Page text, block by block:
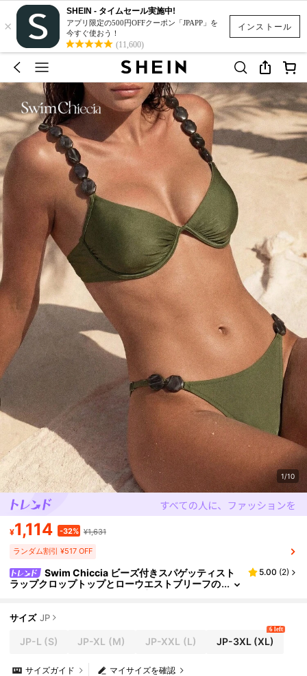
インストール
×
SHEIN - タイムセール実施中!
アプリ限定の500円OFFクーポン「JPAPP」を
今すぐ使おう！
(11,600)
1/10
¥1,114 -32% ¥1,631
ランダム割引 ¥517 OFF
Swim Chiccia ビーズ付きスパゲッティスト
ラップクロップトップとローウエストブリーフの
5.00 (2)
サイズ JP
JP-L (S) JP-XL (M) JP-XXL (L) JP-3XL(XL)
6 left
マイサイズを確認
サイズガイド